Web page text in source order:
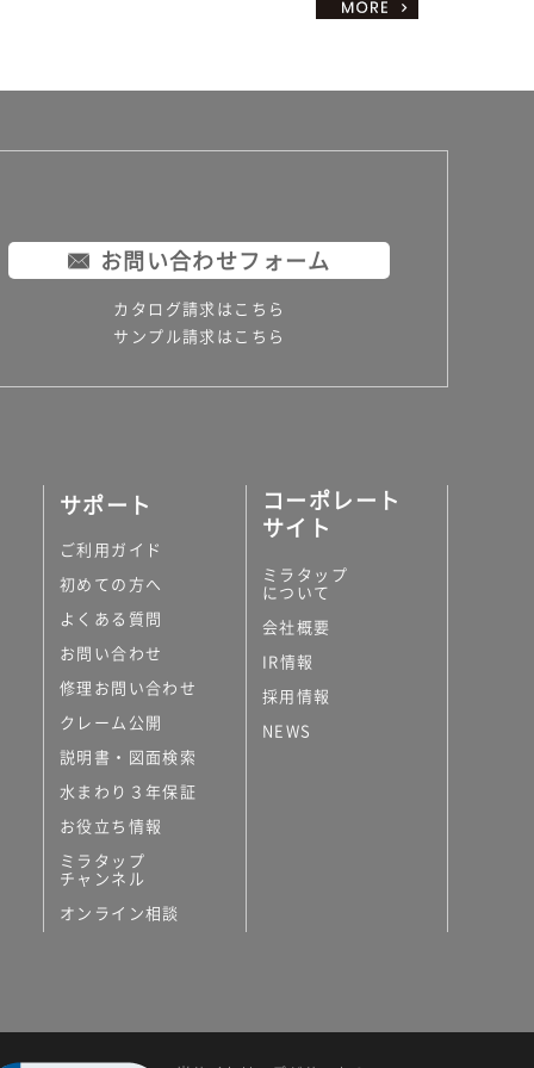
お問い合わせフォーム
カタログ請求はこちら
サンプル請求はこちら
サポート
ご利用ガイド
初めての方へ
よくある質問
お問い合わせ
修理お問い合わせ
クレーム公開
説明書・図面検索
水まわり３年保証
お役立ち情報
ミラタップ
チャンネル
オンライン相談
コーポレート
サイト
ミラタップ
について
会社概要
IR情報
採用情報
NEWS